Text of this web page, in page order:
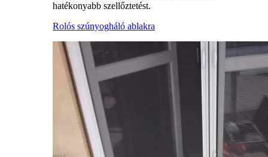
hatékonyabb szellőztetést.
Rolós szúnyogháló ablakra